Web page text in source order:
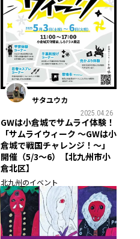
サタユウカ
2025.04.26
GWは小倉城でサムライ体験！
「サムライウィーク ～GWは小
倉城で戦国チャレンジ！～」
開催（5/3～6）【北九州市小
倉北区】
北九州のイベント